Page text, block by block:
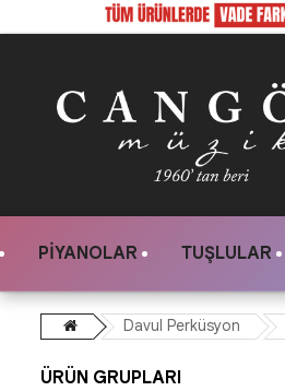
PIYANOLAR TUŞLULAR
Davul Perküsyon
ÜRÜN GRUPLARI